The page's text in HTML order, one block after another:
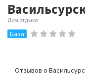
Дом отдыха
База
Отзывов о